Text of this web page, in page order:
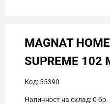
MAGNAT
SUPREME 102
Код: 55390
Наличност на склад:0 бр.